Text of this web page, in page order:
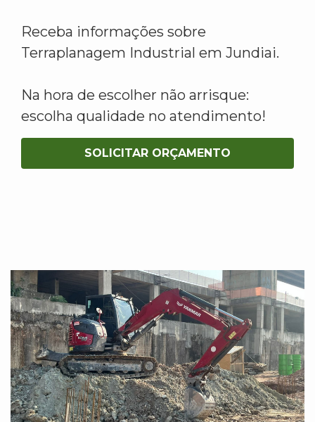
Receba informações sobre
Terraplanagem Industrial em Jundiai.
Na hora de escolher não arrisque:
escolha qualidade no atendimento!
SOLICITAR ORÇAMENTO